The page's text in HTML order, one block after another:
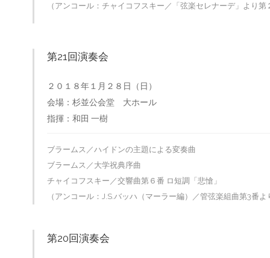
（アンコール：チャイコフスキー／「弦楽セレナーデ」より第
第21回演奏会
２０１８年１月２８日（日）
会場：杉並公会堂 大ホール
指揮：和田 一樹
ブラームス／ハイドンの主題による変奏曲
ブラームス／大学祝典序曲
チャイコフスキー／交響曲第６番 ロ短調「悲愴」
（アンコール：J.S.バッハ（マーラー編）／管弦楽組曲第3番よ
第20回演奏会